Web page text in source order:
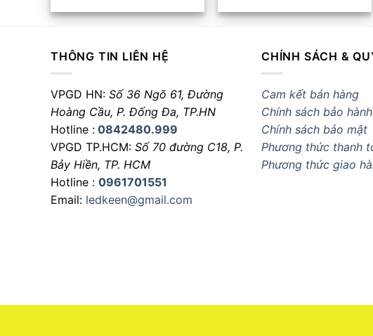
THÔNG TIN LIÊN HỆ
VPGD HN: Số 36 Ngõ 61, Đường
Hoàng Cầu, P. Đống Đa, TP.HN
Hotline : 0842480.999
VPGD TP.HCM: Số 70 đường C18, P.
Bảy Hiền, TP. HCM
Hotline : 0961701551
Email: ledkeen@gmail.com
CHÍNH SÁCH &
Cam kết bán hàng
Chính sách bảo hành
Chính sách bảo mật
Phương thức thanh
Phương thức giao